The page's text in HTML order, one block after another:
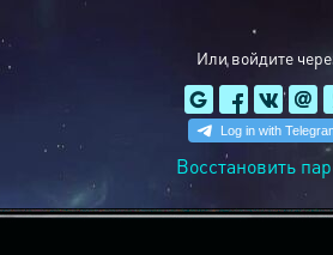
Или войдите
Восстановить